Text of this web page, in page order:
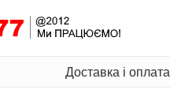
Доставка і оплата